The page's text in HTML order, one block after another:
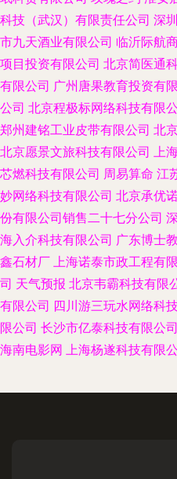
科技（武汉）有限责任公司 深
市九天酒业有限公司 临沂际航
项目投资有限公司 北京简医通
有限公司 广州唐果教育投资有
公司 北京程极标网络科技有限
郑州建铭工业皮带有限公司 北
北京愿景文旅科技有限公司
上
芯燃科技有限公司 周易算命 江
妙网络科技有限公司 北京承优
份有限公司销售二十七分公司
海入介科技有限公司 广东博士
鑫石材厂
上海诺泰市政工程有
司 天气预报 北京韦霸科技有限
有限公司 四川游三玩水网络科
限公司 长沙市亿泰科技有限公司
海南电影网
上海杨遂科技有限